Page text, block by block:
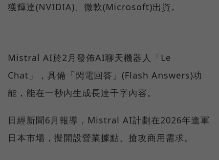
獲輝達(NVIDIA)、微軟(Microsoft)出資。
Mistral AI於2月發佈AI聊天機器人「Le
Chat」，具備「閃電回答」(Flash Answers)功
能，能在一秒內生成長達千字內容。
日經新聞6月報導，Mistral AI計劃在2026年進軍
日本市場，擬開設營業據點、搶攻商用需求。